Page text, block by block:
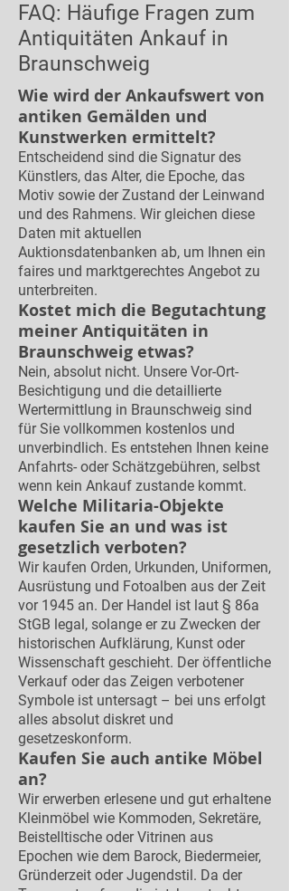
FAQ: Häufige Fragen zum
Antiquitäten Ankauf in
Braunschweig
Wie wird der Ankaufswert von
antiken Gemälden und
Kunstwerken ermittelt?
Entscheidend sind die Signatur des
Künstlers, das Alter, die Epoche, das
Motiv sowie der Zustand der Leinwand
und des Rahmens. Wir gleichen diese
Daten mit aktuellen
Auktionsdatenbanken ab, um Ihnen ein
faires und marktgerechtes Angebot zu
unterbreiten.
Kostet mich die Begutachtung
meiner Antiquitäten in
Braunschweig etwas?
Nein, absolut nicht. Unsere Vor-Ort-
Besichtigung und die detaillierte
Wertermittlung in Braunschweig sind
für Sie vollkommen kostenlos und
unverbindlich. Es entstehen Ihnen keine
Anfahrts- oder Schätzgebühren, selbst
wenn kein Ankauf zustande kommt.
Welche Militaria-Objekte
kaufen Sie an und was ist
gesetzlich verboten?
Wir kaufen Orden, Urkunden, Uniformen,
Ausrüstung und Fotoalben aus der Zeit
vor 1945 an. Der Handel ist laut § 86a
StGB legal, solange er zu Zwecken der
historischen Aufklärung, Kunst oder
Wissenschaft geschieht. Der öffentliche
Verkauf oder das Zeigen verbotener
Symbole ist untersagt – bei uns erfolgt
alles absolut diskret und
gesetzeskonform.
Kaufen Sie auch antike Möbel
an?
Wir erwerben erlesene und gut erhaltene
Kleinmöbel wie Kommoden, Sekretäre,
Beistelltische oder Vitrinen aus
Epochen wie dem Barock, Biedermeier,
Gründerzeit oder Jugendstil. Da der